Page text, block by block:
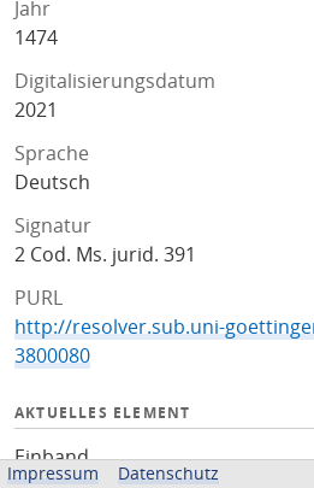
Jahr
1474
Digitalisierungsdatum
2021
Sprache
Deutsch
Signatur
2 Cod. Ms. jurid. 391
PURL
http://resolver.sub.uni-
3800080
AKTUELLES ELEMENT
Einband
Impressum Datenschutz